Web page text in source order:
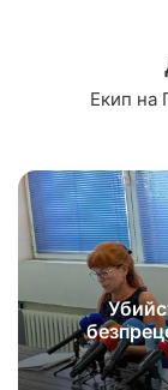
Екип на